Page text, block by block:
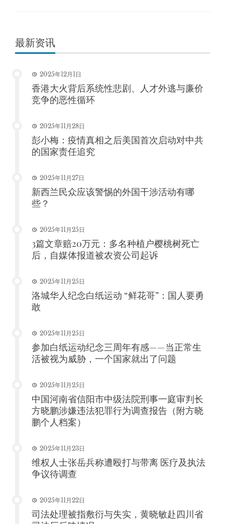
最新资讯
2025年12月1日
香港大火背后系统性悲剧、人才外逃与廉价
竞争的恶性循环
2025年11月28日
彭小梅：疫情真相之后美国首次启动对中共
的国家责任追究
2025年11月27日
新西兰民众应该警惕的外国干涉活动有哪
些？
2025年11月25日
3篇文章赔20万元：多名种植户樱桃树死亡
后，自媒体报道被农资公司起诉
2025年11月25日
洛城华人纪念白纸运动 “鲜花哥”：国人要勇
敢
2025年11月25日
参加白纸运动纪念三周年有感——当正常生
活被视为威胁，一个国家就出了问题
2025年11月25日
中国河南省信阳市中级法院刑事一庭审判长
方晓鹏涉嫌违法犯罪行为调查报告（附方晓
鹏个人档案）
2025年11月23日
维权人士张岳兵称遭殴打与带离 医疗及执法
争议待调查
2025年11月22日
司法处理被指敷衍与失实，黄晓敏赴四川省